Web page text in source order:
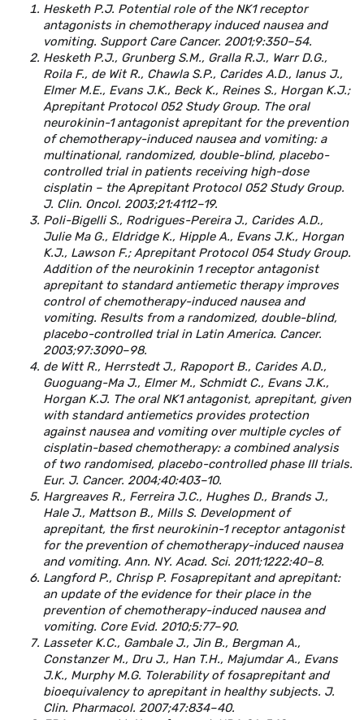
Hesketh P.J. Potential role of the NK1 receptor
antagonists in chemotherapy induced nausea and
vomiting. Support Care Cancer. 2001;9:350–54.
Hesketh P.J., Grunberg S.M., Gralla R.J., Warr D.G.,
Roila F., de Wit R., Chawla S.P., Carides A.D., Ianus J.,
Elmer M.E., Evans J.K., Beck K., Reines S., Horgan K.J.;
Aprepitant Protocol 052 Study Group. The oral
neurokinin-1 antagonist aprepitant for the prevention
of chemotherapy-induced nausea and vomiting: a
multinational, randomized, double-blind, placebo-
controlled trial in patients receiving high-dose
cisplatin – the Aprepitant Protocol 052 Study Group.
J. Clin. Oncol. 2003;21:4112–19.
Poli-Bigelli S., Rodrigues-Pereira J., Carides A.D.,
Julie Ma G., Eldridge K., Hipple A., Evans J.K., Horgan
K.J., Lawson F.; Aprepitant Protocol 054 Study Group.
Addition of the neurokinin 1 receptor antagonist
aprepitant to standard antiemetic therapy improves
control of chemotherapy-induced nausea and
vomiting. Results from a randomized, double-blind,
placebo-controlled trial in Latin America. Cancer.
2003;97:3090–98.
de Witt R., Herrstedt J., Rapoport B., Carides A.D.,
Guoguang-Ma J., Elmer M., Schmidt C., Evans J.K.,
Horgan K.J. The oral NK1 antagonist, aprepitant, given
with standard antiemetics provides protection
against nausea and vomiting over multiple cycles of
cisplatin-based chemotherapy: a combined analysis
of two randomised, placebo-controlled phase III trials.
Eur. J. Cancer. 2004;40:403–10.
Hargreaves R., Ferreira J.C., Hughes D., Brands J.,
Hale J., Mattson B., Mills S. Development of
aprepitant, the first neurokinin-1 receptor antagonist
for the prevention of chemotherapy-induced nausea
and vomiting. Ann. NY. Acad. Sci. 2011;1222:40–8.
Langford P., Chrisp P. Fosaprepitant and aprepitant:
an update of the evidence for their place in the
prevention of chemotherapy-induced nausea and
vomiting. Core Evid. 2010;5:77–90.
Lasseter K.C., Gambale J., Jin B., Bergman A.,
Constanzer M., Dru J., Han T.H., Majumdar A., Evans
J.K., Murphy M.G. Tolerability of fosaprepitant and
bioequivalency to aprepitant in healthy subjects. J.
Clin. Pharmacol. 2007;47:834–40.